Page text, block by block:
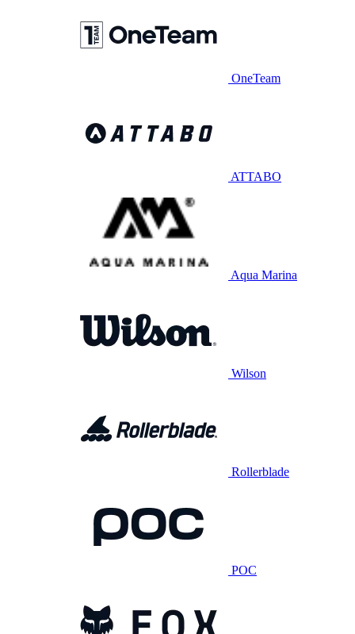
OneTeam
ATTABO
Aqua Marina
Wilson
Rollerblade
POC